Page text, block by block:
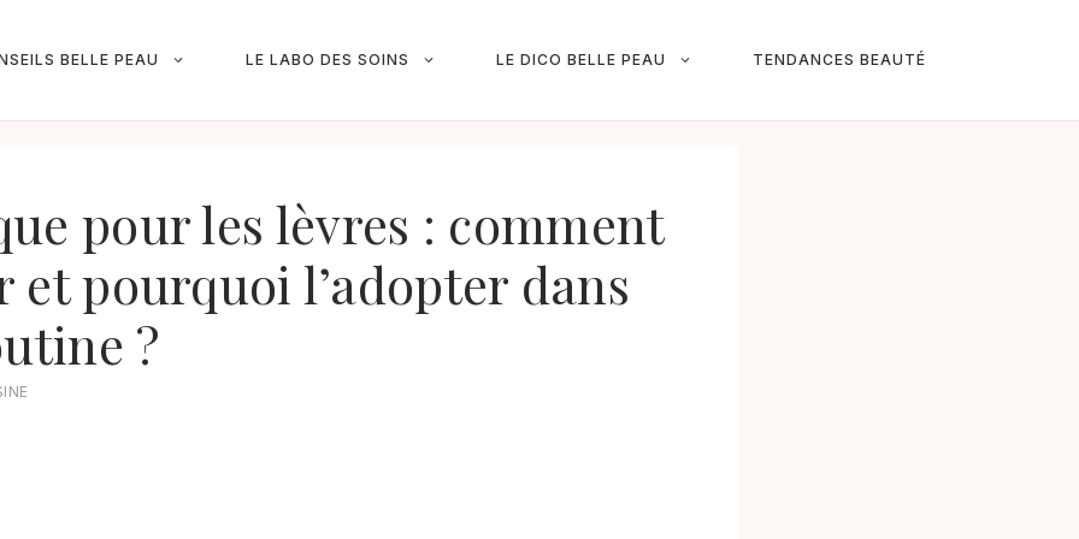
BELLE PEAU LE LABO DES SOINS LE DICO BELLE PEAU TENDANCES BEAUTÉ
pour les lèvres : comment
et pourquoi l’adopter dans
?